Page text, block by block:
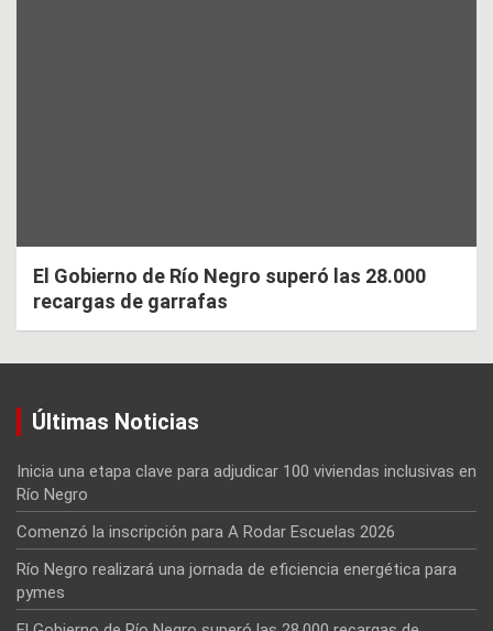
El Gobierno de Río Negro superó las 28.000
recargas de garrafas
Últimas Noticias
Inicia una etapa clave para adjudicar 100 viviendas inclusivas en
Río Negro
Comenzó la inscripción para A Rodar Escuelas 2026
Río Negro realizará una jornada de eficiencia energética para
pymes